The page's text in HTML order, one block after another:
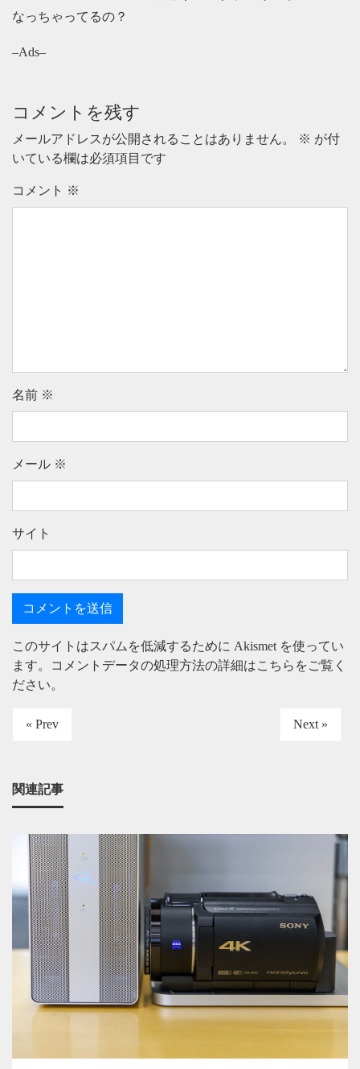
なっちゃってるの？
–Ads–
コメントを残す
メールアドレスが公開されることはありません。 ※ が付
いている欄は必須項目です
コメント ※
名前 ※
メール ※
サイト
このサイトはスパムを低減するために Akismet を使ってい
ます。
コメントデータの処理方法の詳細はこちらをご覧く
ださい。
« Prev Next »
関連記事